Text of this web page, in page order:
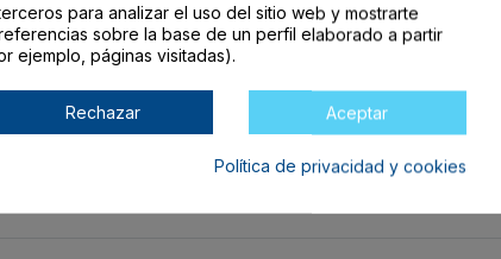
al final de la tabla.
para analizar el uso del sitio web y mostrarte
sobre la base de un perfil elaborado a partir
ejemplo, páginas visitadas).
Rechazar Aceptar
Política de privacidad y cookies